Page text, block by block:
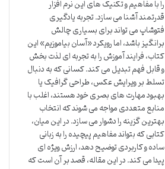
را با مفاهیم و تکنیک های این نرم افزار
قدرتمند آشنا می سازد. تجربه یادگیری
فتوشاپ می تواند برای بسیاری چالش
برانگیز باشد، اما رویکرد «آسان بیاموزیم» این
کتاب، فرایند آموزش را به تجربه ای لذت بخش
و قابل فهم تبدیل می کند. کسانی که به دنبال
تسلط بر ویرایش عکس، طراحی گرافیک یا
بهبود مهارت های بصری خود هستند، اغلب با
منابع متعددی مواجه می شوند که انتخاب
بهترین گزینه را دشوار می سازد. در این میان،
کتابی که بتواند مفاهیم پیچیده را به زبانی
ساده و کاربردی توضیح دهد، ارزش ویژه ای
پیدا می کند. در این مقاله، قصد بر آن است که